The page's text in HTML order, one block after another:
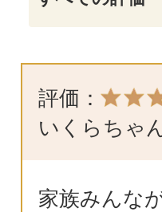
評価：
いくらちゃ
家族みんな